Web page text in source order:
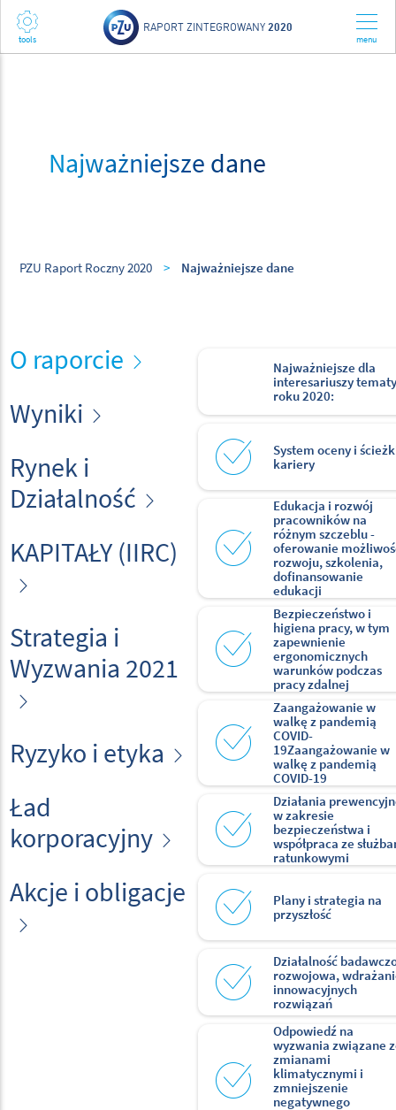
RAPORT ZINTEGROWANY 2020
Najważniejsze dane
PZU Raport Roczny 2020 > Najważniejsze dane
O raporcie
Wyniki
Rynek i
Działalność
KAPITAŁY (IIRC)
Strategia i
Wyzwania 2021
Ryzyko i etyka
Ład
korporacyjny
Akcje i obligacje
Najważniejsze dla
interesariuszy tematy
roku 2020:
System oceny i
kariery
Edukacja i rozwój
pracowników na
różnym szczeblu -
oferowanie
rozwoju, szkolenia,
dofinansowanie
edukacji
Bezpieczeństwo i
higiena pracy, w tym
zapewnienie
ergonomicznych
warunków podczas
pracy zdalnej
Zaangażowanie w
walkę z pandemią
COVID-
19Zaangażowanie w
walkę z pandemią
COVID-19
Działania
w zakresie
bezpieczeństwa i
współpraca ze
ratunkowymi
Plany i strategia na
przyszłość
Działalność
rozwojowa,
innowacyjnych
rozwiązań
Odpowiedź na
wyzwania związane
zmianami
klimatycznymi i
zmniejszenie
negatywnego